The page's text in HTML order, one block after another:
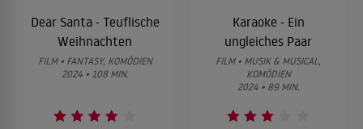
Dear Santa - Teuflische
Weihnachten
FILM • FANTASY, KOMÖDIEN
2024 • 108 MIN.
Karaoke - Ein
ungleiches Paar
FILM • MUSIK & MUSICAL,
KOMÖDIEN
2024 • 89 MIN.